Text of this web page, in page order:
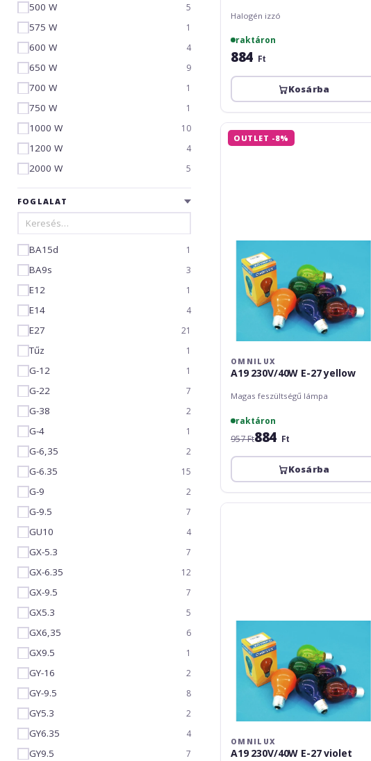
500 W 5
575 W 1
600 W 4
650 W 9
700 W 1
750 W 1
1000 W 10
1200 W 4
2000 W 5
FOGLALAT
BA15d 1
BA9s 3
E12 1
E14 4
E27 21
Tűz 1
G-12 1
G-22 7
G-38 2
G-4 1
G-6,35 2
G-6.35 15
G-9 2
G-9.5 7
GU10 4
GX-5.3 7
GX-6.35 12
GX-9.5 7
GX5.3 5
GX6,35 6
GX9.5 1
GY-16 2
GY-9.5 8
GY5.3 2
GY6.35 4
GY9.5 7
Halogén izzó
raktáron
884 Ft
Kosárba
Omnilux
A19OUTLET -8%
OMNILUX
A19 230V/40W E-27 yellow
Magas feszültségű lámpa
raktáron
957 Ft884 Ft
Kosárba
Omnilux
OMNILUX
A19 230V/40W E-27 violet